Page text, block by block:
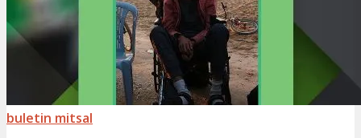
buletin mitsal